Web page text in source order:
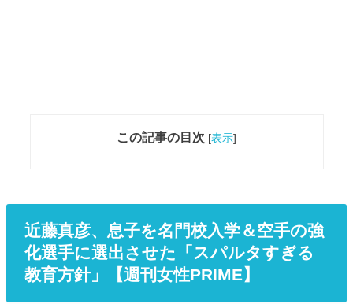
この記事の目次 [表示]
近藤真彦、息子を名門校入学＆空手の強
化選手に選出させた「スパルタすぎる
教育方針」【週刊女性PRIME】